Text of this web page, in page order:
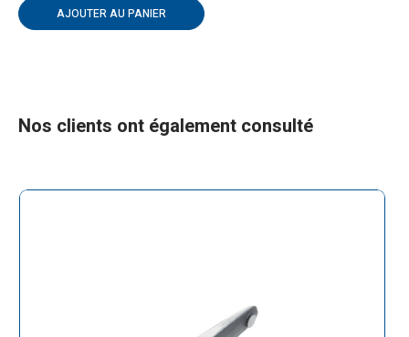
AJOUTER AU PANIER
Nos clients ont également consulté